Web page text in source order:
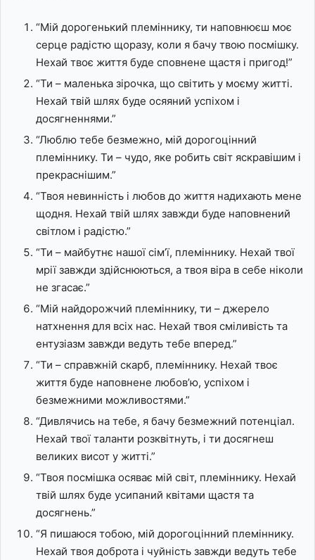
“Мій дорогенький племіннику, ти наповнюєш моє
серце радістю щоразу, коли я бачу твою посмішку.
Нехай твоє життя буде сповнене щастя і пригод!”
“Ти – маленька зірочка, що світить у моєму житті.
Нехай твій шлях буде осяяний успіхом і
досягненнями.”
“Люблю тебе безмежно, мій дорогоцінний
племіннику. Ти – чудо, яке робить світ яскравішим і
прекраснішим.”
“Твоя невинність і любов до життя надихають мене
щодня. Нехай твій шлях завжди буде наповнений
світлом і радістю.”
“Ти – майбутнє нашої сім’ї, племіннику. Нехай твої
мрії завжди здійснюються, а твоя віра в себе ніколи
не згасає.”
“Мій найдорожчий племіннику, ти – джерело
натхнення для всіх нас. Нехай твоя сміливість та
ентузіазм завжди ведуть тебе вперед.”
“Ти – справжній скарб, племіннику. Нехай твоє
життя буде наповнене любов’ю, успіхом і
безмежними можливостями.”
“Дивлячись на тебе, я бачу безмежний потенціал.
Нехай твої таланти розквітнуть, і ти досягнеш
великих висот у житті.”
“Твоя посмішка осяває мій світ, племіннику. Нехай
твій шлях буде усипаний квітами щастя та
досягнень.”
“Я пишаюся тобою, мій дорогоцінний племіннику.
Нехай твоя доброта і чуйність завжди ведуть тебе